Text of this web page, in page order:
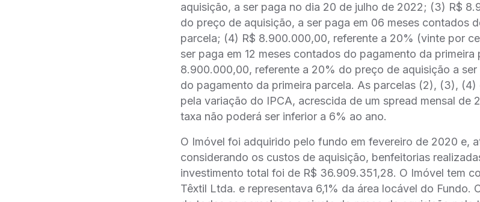
aquisição, a ser paga no dia 20 de julho de 2022; (3) R$
do preço de aquisição, a ser paga em 06 meses contados
parcela; (4) R$ 8.900.000,00, referente a 20% (vinte por
ser paga em 12 meses contados do pagamento da primeira
8.900.000,00, referente a 20% do preço de aquisição a
do pagamento da primeira parcela. As parcelas (2), (3),
pela variação do IPCA, acrescida de um spread mensal de
taxa não poderá ser inferior a 6% ao ano.
O Imóvel foi adquirido pelo fundo em fevereiro de 2020 e,
considerando os custos de aquisição, benfeitorias
investimento total foi de R$ 36.909.351,28. O Imóvel tem
Têxtil Ltda. e representava 6,1% da área locável do Fundo.